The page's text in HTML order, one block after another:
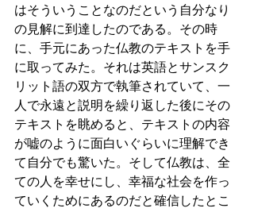
はそういうことなのだという自分なり
の見解に到達したのである。その時
に、手元にあった仏教のテキストを手
に取ってみた。それは英語とサンスク
リット語の双方で執筆されていて、一
人で永遠と説明を繰り返した後にその
テキストを眺めると、テキストの内容
が嘘のように面白いぐらいに理解でき
て自分でも驚いた。そして仏教は、全
ての人を幸せにし、幸福な社会を作っ
ていくためにあるのだと確信したとこ